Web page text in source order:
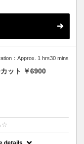
：Approx. 1 hrs30 mins
ット ￥6900
☆